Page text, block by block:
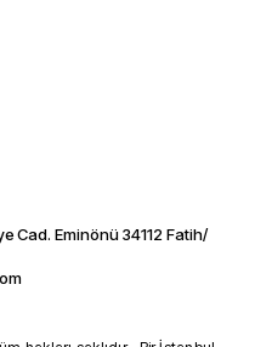
Cad. Eminönü 34112 Fatih/